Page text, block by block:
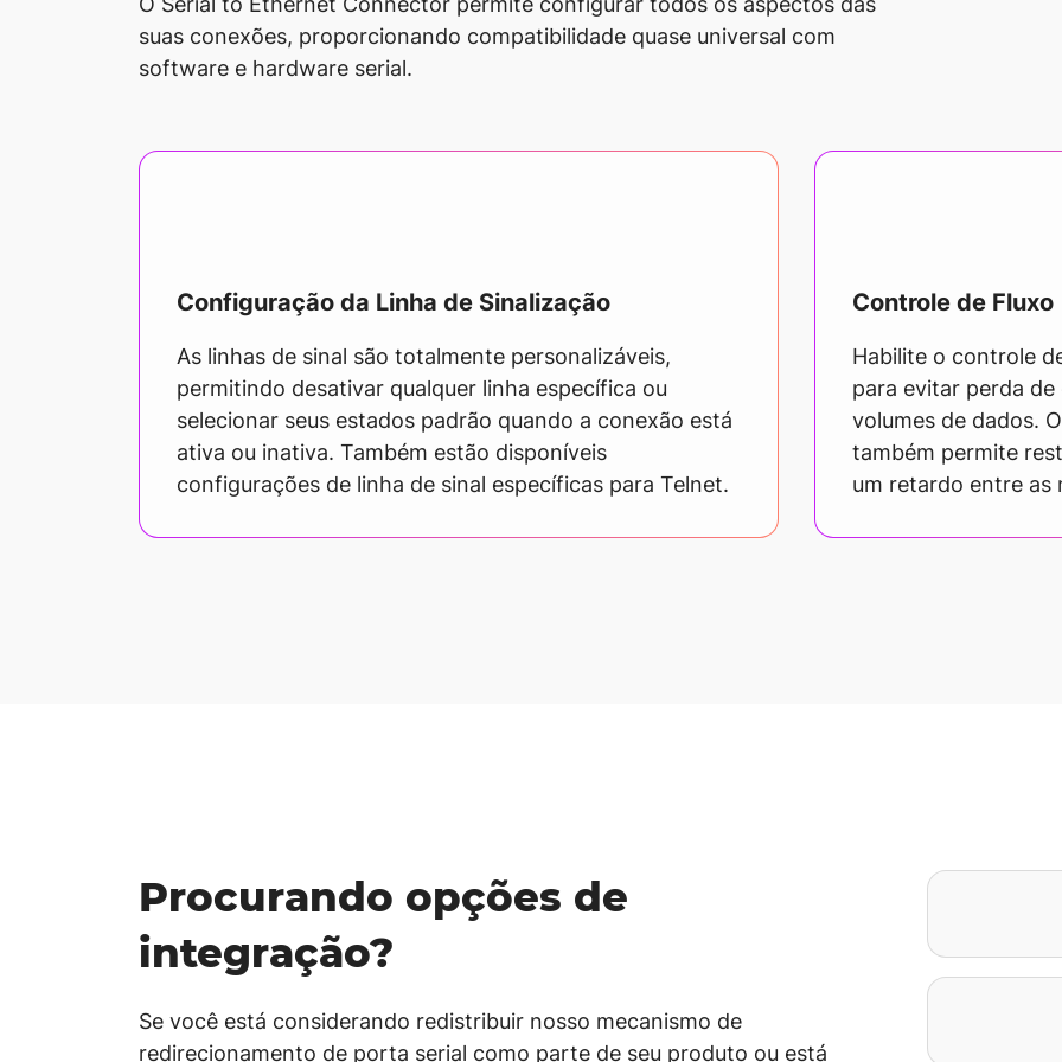
suas conexões, proporcionando compatibilidade quase universal com
software e hardware serial.
Configuração da Linha de Sinalização
As linhas de sinal são totalmente personalizáveis,
permitindo desativar qualquer linha específica ou
selecionar seus estados padrão quando a conexão está
ativa ou inativa. Também estão disponíveis
configurações de linha de sinal específicas para Telnet.
Controle de Fluxo
Habilite o controle
para evitar perda
volumes de dados.
também permite
um retardo entre as
Procurando opções de
integração?
Se você está considerando redistribuir nosso mecanismo de
redirecionamento de porta serial como parte de seu produto ou está